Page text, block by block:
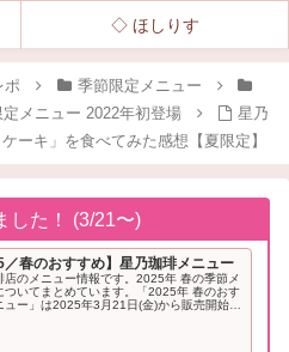
◇ ほしりす
ポ
季節限定メニュー
メニュー 2022年初登場
星乃
ーキ」を食べてみた感想【夏限定】
した！ (3/21〜)
／春のおすすめ】星乃珈琲メニュー
店のメニュー情報です。2025年 春の季節メ
ついてまとめています。「2025年 春のおす
ュー」は2025年3月21日(金)から販売開始と